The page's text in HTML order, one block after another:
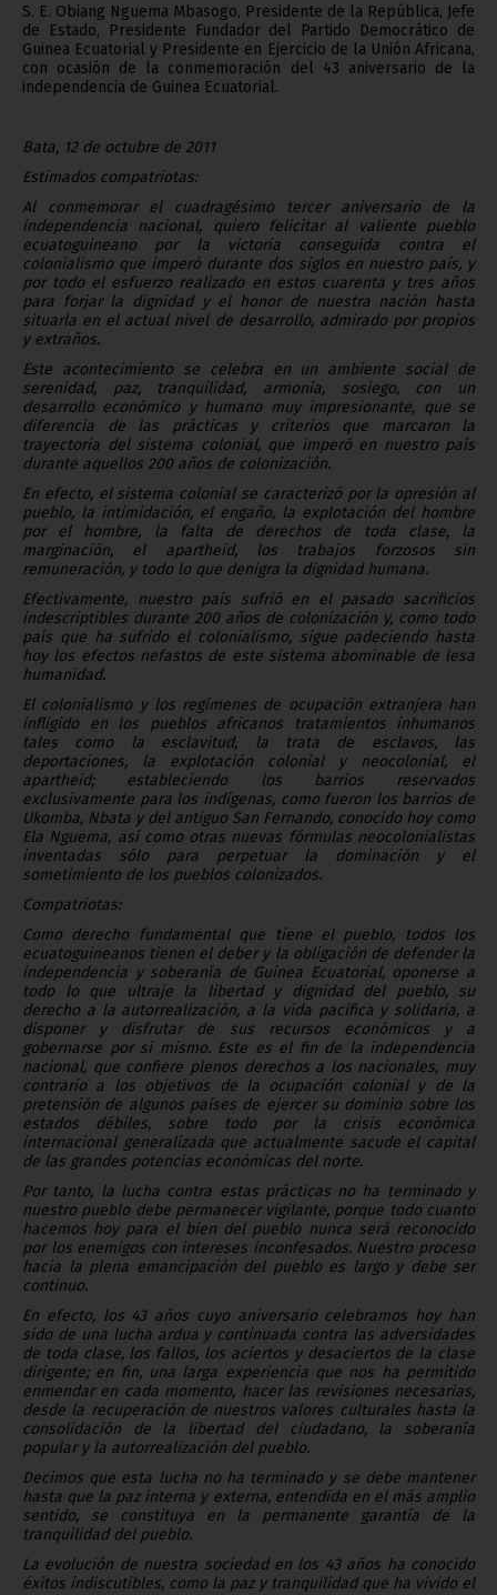
S. E. Obiang Nguema Mbasogo, Presidente de la República, Jefe
de Estado, Presidente Fundador del Partido Democrático de
Guinea Ecuatorial y Presidente en Ejercicio de la Unión Africana,
con ocasión de la conmemoración del 43 aniversario de la
independencia de Guinea Ecuatorial.
Bata, 12 de octubre de 2011
Estimados compatriotas:
Al conmemorar el cuadragésimo tercer aniversario de la
independencia nacional, quiero felicitar al valiente pueblo
ecuatoguineano por la victoria conseguida contra el
colonialismo que imperó durante dos siglos en nuestro país, y
por todo el esfuerzo realizado en estos cuarenta y tres años
para forjar la dignidad y el honor de nuestra nación hasta
situarla en el actual nivel de desarrollo, admirado por propios
y extraños.
Este acontecimiento se celebra en un ambiente social de
serenidad, paz, tranquilidad, armonía, sosiego, con un
desarrollo económico y humano muy impresionante, que se
diferencia de las prácticas y criterios que marcaron la
trayectoria del sistema colonial, que imperó en nuestro país
durante aquellos 200 años de colonización.
En efecto, el sistema colonial se caracterizó por la opresión al
pueblo, la intimidación, el engaño, la explotación del hombre
por el hombre, la falta de derechos de toda clase, la
marginación, el apartheid, los trabajos forzosos sin
remuneración, y todo lo que denigra la dignidad humana.
Efectivamente, nuestro país sufrió en el pasado sacrificios
indescriptibles durante 200 años de colonización y, como todo
país que ha sufrido el colonialismo, sigue padeciendo hasta
hoy los efectos nefastos de este sistema abominable de lesa
humanidad.
El colonialismo y los regímenes de ocupación extranjera han
infligido en los pueblos africanos tratamientos inhumanos
tales como la esclavitud, la trata de esclavos, las
deportaciones, la explotación colonial y neocolonial, el
apartheid; estableciendo los barrios reservados
exclusivamente para los indígenas, como fueron los barrios de
Ukomba, Nbata y del antiguo San Fernando, conocido hoy como
Ela Nguema, así como otras nuevas fórmulas neocolonialistas
inventadas sólo para perpetuar la dominación y el
sometimiento de los pueblos colonizados.
Compatriotas:
Como derecho fundamental que tiene el pueblo, todos los
ecuatoguineanos tienen el deber y la obligación de defender la
independencia y soberanía de Guinea Ecuatorial, oponerse a
todo lo que ultraje la libertad y dignidad del pueblo, su
derecho a la autorrealización, a la vida pacífica y solidaria, a
disponer y disfrutar de sus recursos económicos y a
gobernarse por si mismo. Este es el fin de la independencia
nacional, que confiere plenos derechos a los nacionales, muy
contrario a los objetivos de la ocupación colonial y de la
pretensión de algunos países de ejercer su dominio sobre los
estados débiles, sobre todo por la crisis económica
internacional generalizada que actualmente sacude el capital
de las grandes potencias económicas del norte.
Por tanto, la lucha contra estas prácticas no ha terminado y
nuestro pueblo debe permanecer vigilante, porque todo cuanto
hacemos hoy para el bien del pueblo nunca será reconocido
por los enemigos con intereses inconfesados. Nuestro proceso
hacia la plena emancipación del pueblo es largo y debe ser
continuo.
En efecto, los 43 años cuyo aniversario celebramos hoy han
sido de una lucha ardua y continuada contra las adversidades
de toda clase, los fallos, los aciertos y desaciertos de la clase
dirigente; en fin, una larga experiencia que nos ha permitido
enmendar en cada momento, hacer las revisiones necesarias,
desde la recuperación de nuestros valores culturales hasta la
consolidación de la libertad del ciudadano, la soberanía
popular y la autorrealización del pueblo.
Decimos que esta lucha no ha terminado y se debe mantener
hasta que la paz interna y externa, entendida en el más amplio
sentido, se constituya en la permanente garantía de la
tranquilidad del pueblo.
La evolución de nuestra sociedad en los 43 años ha conocido
éxitos indiscutibles, como la paz y tranquilidad que ha vivido el